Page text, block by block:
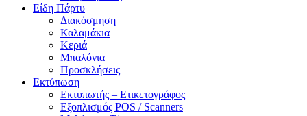
Είδη Πάρτυ
Διακόσμηση
Καλαμάκια
Κεριά
Μπαλόνια
Προσκλήσεις
Εκτύπωση
Εκτυπωτής – Ετικετογράφος
Εξοπλισμός POS / Scanners